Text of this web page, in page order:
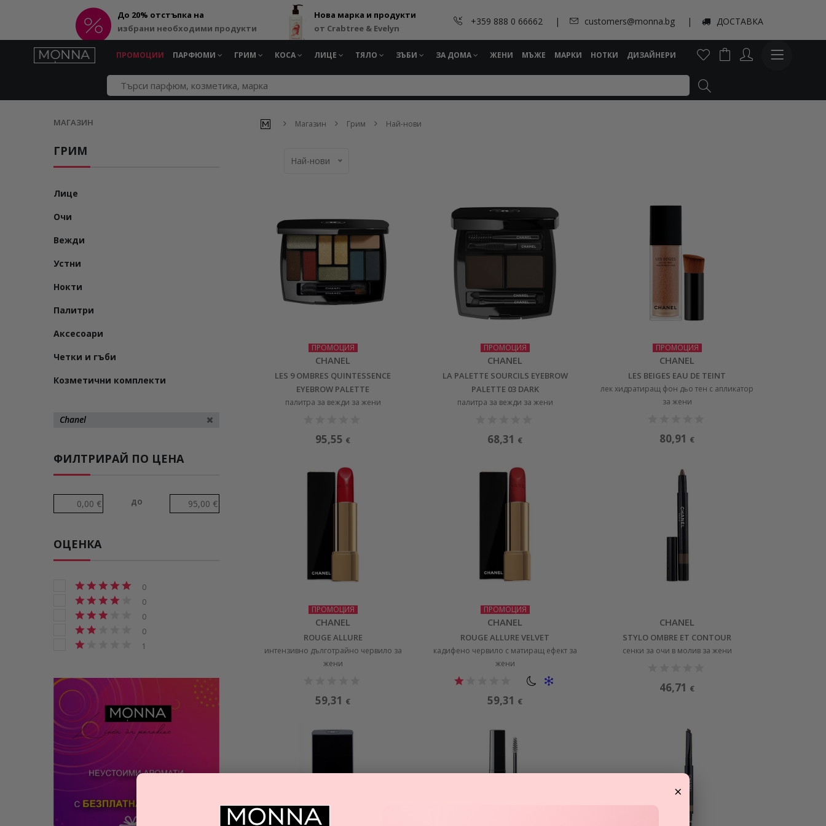
До 20% отстъпка на
избрани необходими продукти
Нова марка и продукти
от Crabtree & Evelyn
+359 888 0 66662 customers@monna.bg ДОСТАВКА
ПРОМОЦИИ ПАРФЮМИ ГРИМ КОСА ЛИЦЕ ТЯЛО ЗЪБИ ЗА ДОМА ЖЕНИ МЪЖЕ МАРКИ НОТКИ ДИЗАЙНЕРИ
МАГАЗИН
ГРИМ
Лице
Очи
Вежди
Устни
Нокти
Палитри
Аксесоари
Четки и гъби
Козметични комплекти
Chanel
ФИЛТРИРАЙ ПО ЦЕНА
до
ОЦЕНКА
0
0
0
0
1
Магазин Грим Най-нови
Най-нови
ПРОМОЦИЯ
CHANEL
LES 9 OMBRES QUINTESSENCE
EYEBROW PALETTE
палитра за вежди за жени
95,55 €
ПРОМОЦИЯ
CHANEL
LA PALETTE SOURCILS EYEBROW
PALETTE 03 DARK
палитра за вежди за жени
68,31 €
ПРОМОЦИЯ
CHANEL
LES BEIGES EAU DE TEINT
лек хидратиращ фон дьо тен с апликатор
за жени
80,91 €
ПРОМОЦИЯ
CHANEL
ROUGE ALLURE
интензивно дълготрайно червило за
жени
59,31 €
ПРОМОЦИЯ
CHANEL
ROUGE ALLURE VELVET
кадифено червило с матиращ ефект за
жени
59,31 €
CHANEL
STYLO OMBRE ET CONTOUR
сенки за очи в молив за жени
46,71 €
×